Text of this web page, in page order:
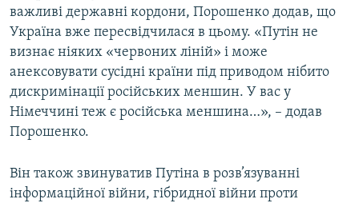
важливі державні кордони, Порошенко додав, що
Україна вже пересвідчилася в цьому. «Путін не
визнає ніяких «червоних ліній» і може
анексовувати сусідні країни під приводом нібито
дискримінації російських меншин. У вас у
Німеччині теж є російська меншина…», – додав
Порошенко.
Він також звинуватив Путіна в розв’язуванні
інформаційної війни, гібридної війни проти